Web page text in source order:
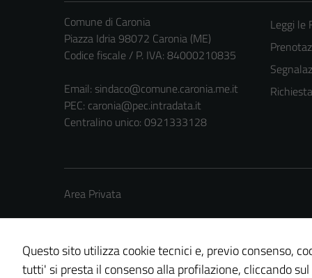
Comune di Caronia
Piazza Idria 98072 Caronia (ME)
Codice fiscale / P. IVA: 84000210835
Email: sindaco@comune.caronia.me.it
PEC: caronia@pec.intradata.it
Centralino unico: 0921333128
Leggi le
Area Privata
Questo sito utilizza cookie tecnici e, previo consenso,
tutti' si presta il consenso alla profilazione, cliccando